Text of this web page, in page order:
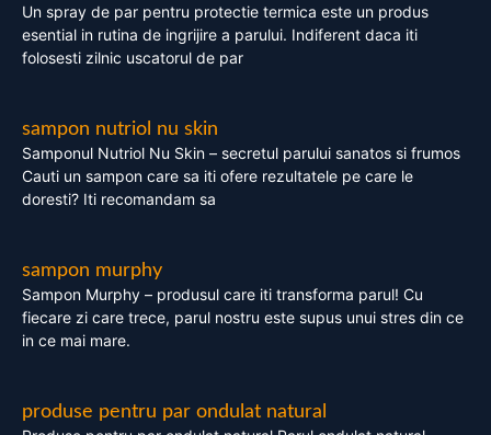
Un spray de par pentru protectie termica este un produs
esential in rutina de ingrijire a parului. Indiferent daca iti
folosesti zilnic uscatorul de par
sampon nutriol nu skin
Samponul Nutriol Nu Skin – secretul parului sanatos si frumos
Cauti un sampon care sa iti ofere rezultatele pe care le
doresti? Iti recomandam sa
sampon murphy
Sampon Murphy – produsul care iti transforma parul! Cu
fiecare zi care trece, parul nostru este supus unui stres din ce
in ce mai mare.
produse pentru par ondulat natural